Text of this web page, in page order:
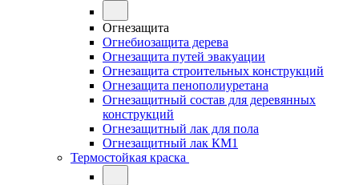
Огнезащита
Огнебиозащита дерева
Огнезащита путей эвакуации
Огнезащита строительных конструкций
Огнезащита пенополиуретана
Огнезащитный состав для деревянных
конструкций
Огнезащитный лак для пола
Огнезащитный лак КМ1
Термостойкая краска